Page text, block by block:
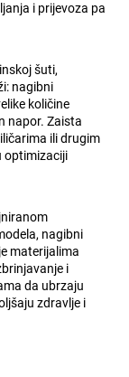
i prijevoza pa
šuti,
nagibni
količine
napor. Zaista
ili drugim
optimizaciji
nagibni
materijalima
i
da ubrzaju
zdravlje i